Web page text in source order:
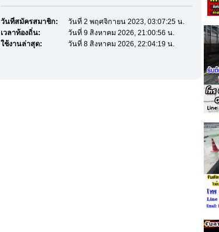
วันที่สมัครสมาชิก:
วันที่ 2 พฤศจิกายน 2023, 03:07:25 น.
เวลาท้องถิ่น:
วันที่ 9 สิงหาคม 2026, 21:00:56 น.
ใช้งานล่าสุด:
วันที่ 8 สิงหาคม 2026, 22:04:19 น.